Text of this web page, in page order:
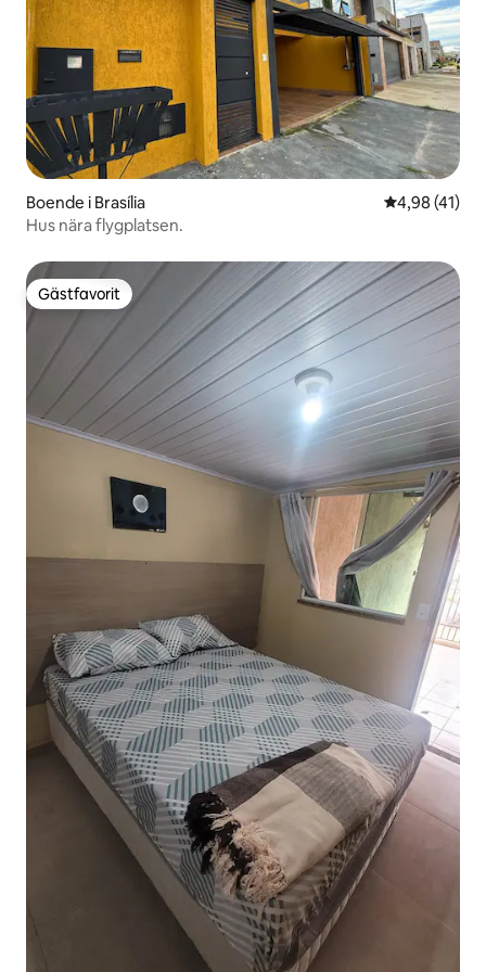
Boende i Brasília 4,98 av 5 i
4,98 (41)
Hus nära flygplatsen.
Gästfavorit
Gästfavorit